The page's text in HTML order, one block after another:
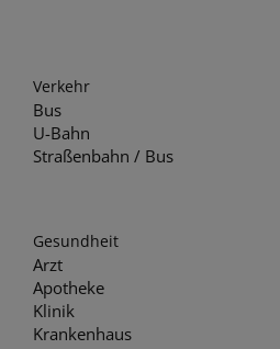
Verkehr
Bus
U-Bahn
Straßenbahn / Bus
Gesundheit
Arzt
Apotheke
Klinik
Krankenhaus